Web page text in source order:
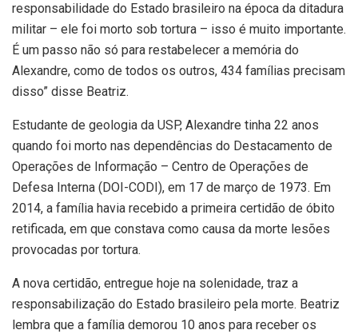
responsabilidade do Estado brasileiro na época da ditadura
militar – ele foi morto sob tortura – isso é muito importante.
É um passo não só para restabelecer a memória do
Alexandre, como de todos os outros, 434 famílias precisam
disso” disse Beatriz.
Estudante de geologia da USP, Alexandre tinha 22 anos
quando foi morto nas dependências do Destacamento de
Operações de Informação – Centro de Operações de
Defesa Interna (DOI-CODI), em 17 de março de 1973. Em
2014, a família havia recebido a primeira certidão de óbito
retificada, em que constava como causa da morte lesões
provocadas por tortura.
A nova certidão, entregue hoje na solenidade, traz a
responsabilização do Estado brasileiro pela morte. Beatriz
lembra que a família demorou 10 anos para receber os